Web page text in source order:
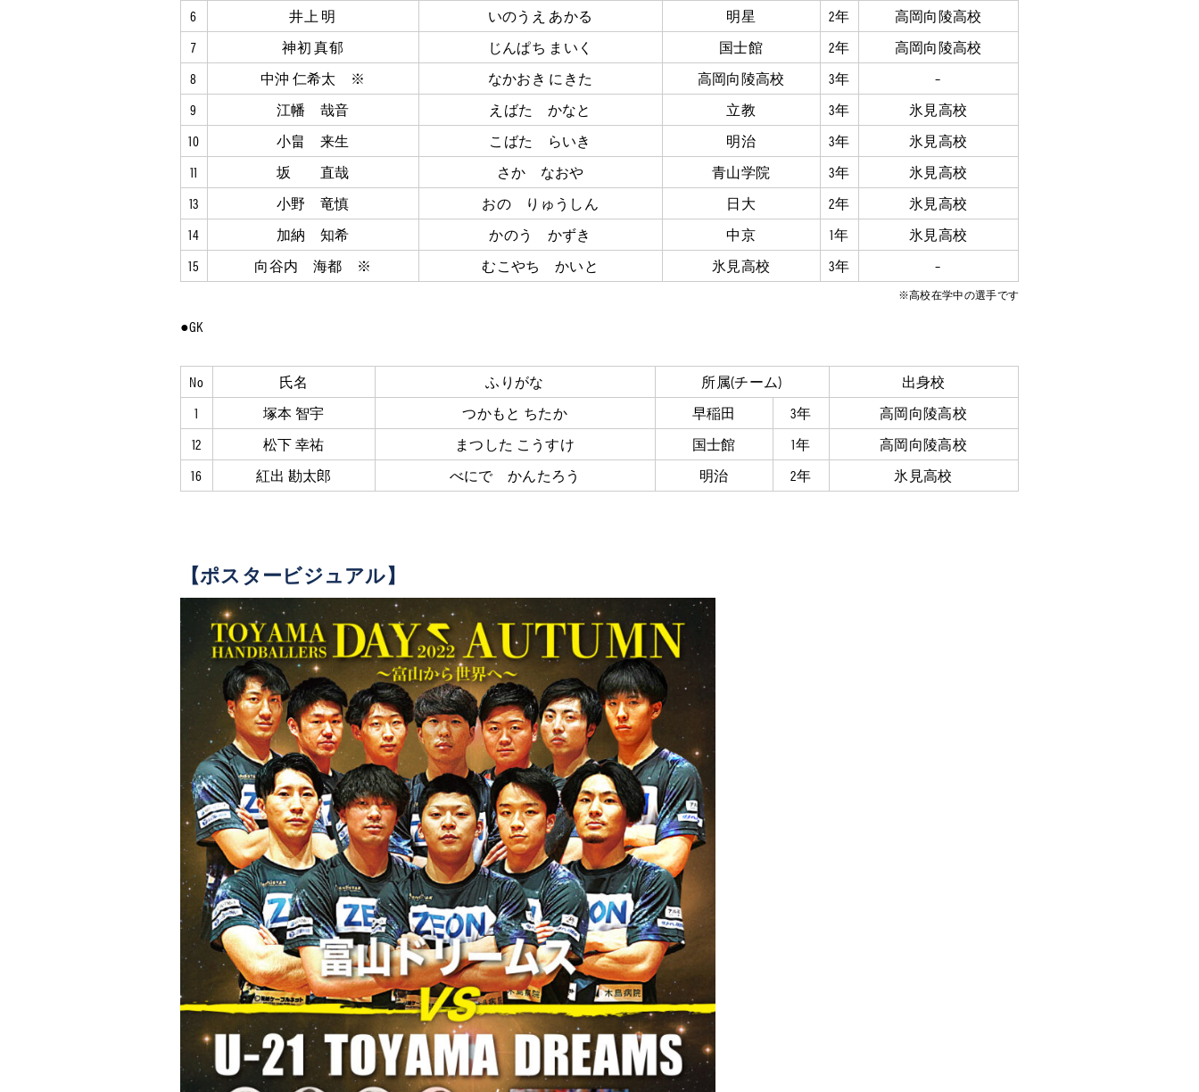
6
井上 明 いのうえ あかる 明星 2年
高岡向陵高校
7
神初 真郁 じんぱち まいく 国士館 2年
高岡向陵高校
8
中沖 仁希太 ※ なかおき にきた 高岡向陵高校 3年
–
9
江幡 哉音 えばた かなと 立教 3年
氷見高校
10
小畠 来生 こばた らいき 明治 3年
氷見高校
11
坂 直哉 さか なおや 青山学院 3年
氷見高校
13
小野 竜慎 おの りゅうしん 日大 2年
氷見高校
14
加納 知希 かのう かずき 中京 1年
氷見高校
15
向谷内 海都 ※ むこやち かいと 氷見高校 3年 –
※高校在学中の選手です
●GK
No 氏名 ふりがな 所属(チーム)
出身校
1
塚本 智宇 つかもと ちたか 早稲田 3年
高岡向陵高校
12
松下 幸祐 まつした こうすけ 国士館 1年
高岡向陵高校
16
紅出 勘太郎 べにで かんたろう 明治 2年 氷見高校
【ポスタービジュアル】